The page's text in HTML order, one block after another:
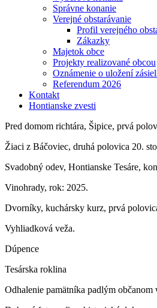
Správne konanie
Verejné obstarávanie
Profil verejného
Zákazky
Majetok obce
Projekty realizované obcou
Oznámenie o uložení
Referendum 2026
Kontakt
Hontianske zvesti
Pred domom richtára, Šipice, prvá
Žiaci z Báčoviec, druhá polovica 20.
Svadobný odev, Hontianske Tesáre,
Vinohrady, rok: 2025.
Dvorníky, kuchársky kurz, prvá
Vyhliadková veža.
Dúpence
Tesárska roklina
Odhalenie pamätníka padlým občanom